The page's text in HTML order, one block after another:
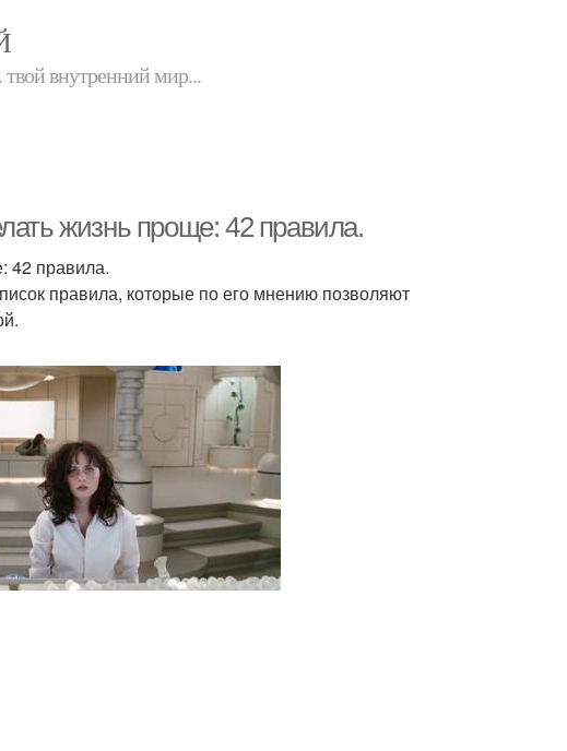
твой внутренний мир...
жизнь проще: 42 правила.
42 правила.
правила, которые по его мнению позволяют